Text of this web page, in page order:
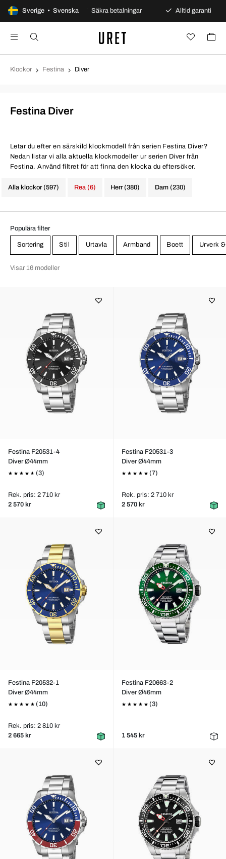
Sverige • Svenska
öppet köp Säkra betalningar Alltid garanti
Klockor Festina Diver
Festina Diver
Letar du efter en särskild klockmodell från serien Festina Diver?
Nedan listar vi alla aktuella klockmodeller ur serien Diver från
Festina. Använd filtret för att finna den klocka du eftersöker.
Alla klockor (597) Herr (380) Dam (230)
Rea (6)
Populära filter
Sortering Stil Urtavla Armband Boett Urverk
Visar 16 modeller
Festina F20531-4
Diver Ø44mm
(3)
Rek. pris: 2 710 kr
2 570 kr
Festina F20531-3
Diver Ø44mm
(7)
Rek. pris: 2 710 kr
2 570 kr
Festina F20532-1
Diver Ø44mm
(10)
Rek. pris: 2 810 kr
2 665 kr
Festina F20663-2
Diver Ø46mm
(3)
1 545 kr